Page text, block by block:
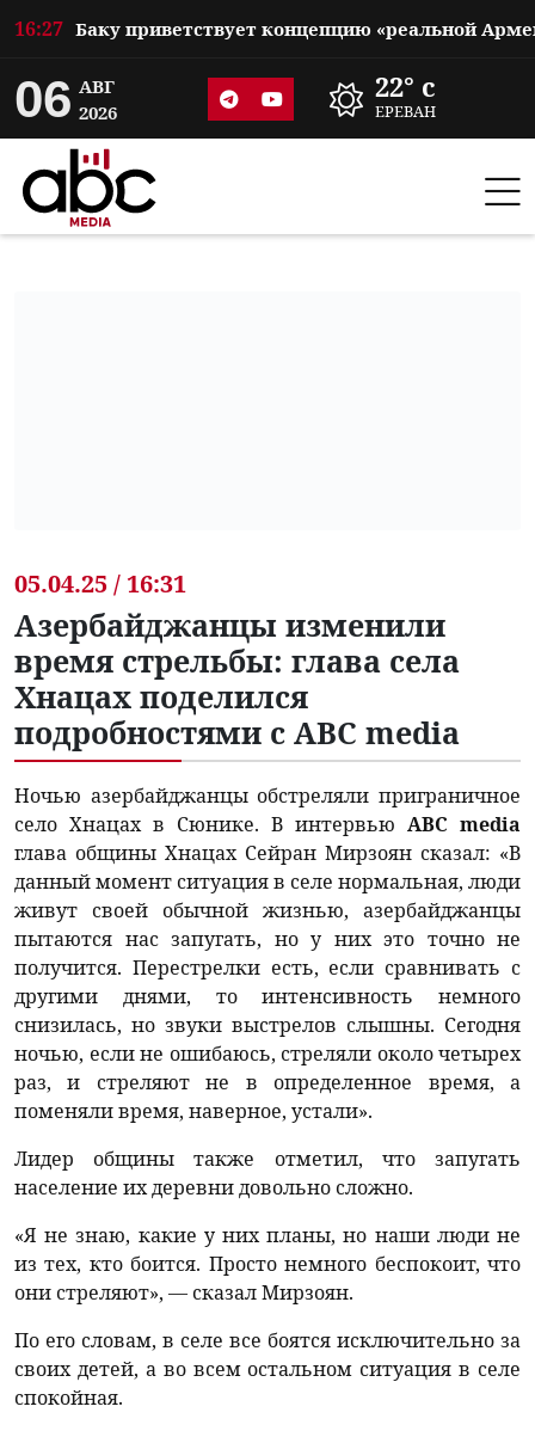
16:27
06 АВГ
2026
22° c
ЕРЕВАН
05.04.25 / 16:31
Азербайджанцы изменили
время стрельбы: глава села
Хнацах поделился
подробностями с ABC media
Ночью азербайджанцы обстреляли приграничное
село Хнацах в Сюнике. В интервью ABC media
глава общины Хнацах Сейран Мирзоян сказал: «В
данный момент ситуация в селе нормальная, люди
живут своей обычной жизнью, азербайджанцы
пытаются нас запугать, но у них это точно не
получится. Перестрелки есть, если сравнивать с
другими днями, то интенсивность немного
снизилась, но звуки выстрелов слышны. Сегодня
ночью, если не ошибаюсь, стреляли около четырех
раз, и стреляют не в определенное время, а
поменяли время, наверное, устали».
Лидер общины также отметил, что запугать
население их деревни довольно сложно.
«Я не знаю, какие у них планы, но наши люди не
из тех, кто боится. Просто немного беспокоит, что
они стреляют», — сказал Мирзоян.
По его словам, в селе все боятся исключительно за
своих детей, а во всем остальном ситуация в селе
спокойная.